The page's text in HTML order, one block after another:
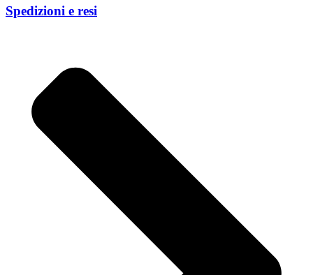
Spedizioni e resi